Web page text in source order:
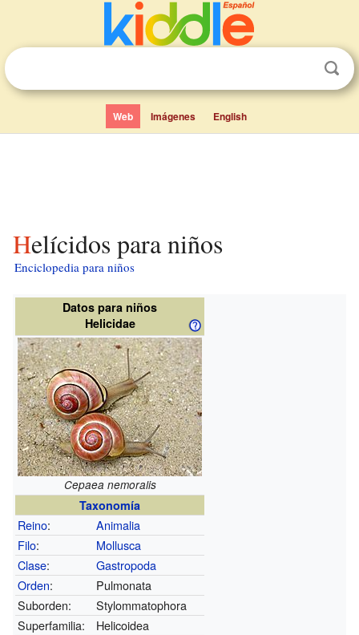
Web Imágenes English
Helícidos para niños
Enciclopedia para niños
Datos para niños
Helicidae
Cepaea nemoralis
Taxonomía
Reino:
Animalia
Filo:
Mollusca
Clase:
Gastropoda
Orden:
Pulmonata
Suborden:
Stylommatophora
Superfamilia:
Helicoidea